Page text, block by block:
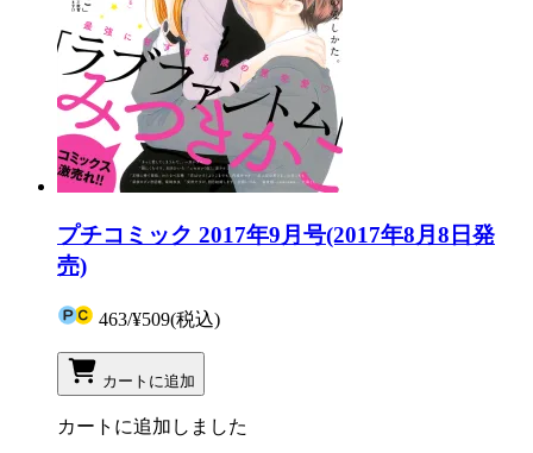
プチコミック 2017年9月号(2017年8月8日発
売)
463/¥509(税込)
カートに追加
カートに追加しました